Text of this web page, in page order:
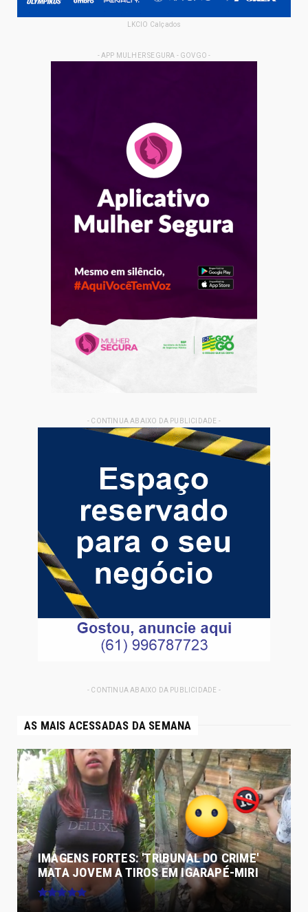
LKCIO Calçados
- APP MULHER SEGURA - GOVGO -
- CONTINUA ABAIXO DA PUBLICIDADE -
- CONTINUA ABAIXO DA PUBLICIDADE -
AS MAIS ACESSADAS DA SEMANA
IMAGENS FORTES: 'TRIBUNAL DO CRIME'
MATA JOVEM A TIROS EM IGARAPÉ-MIRI